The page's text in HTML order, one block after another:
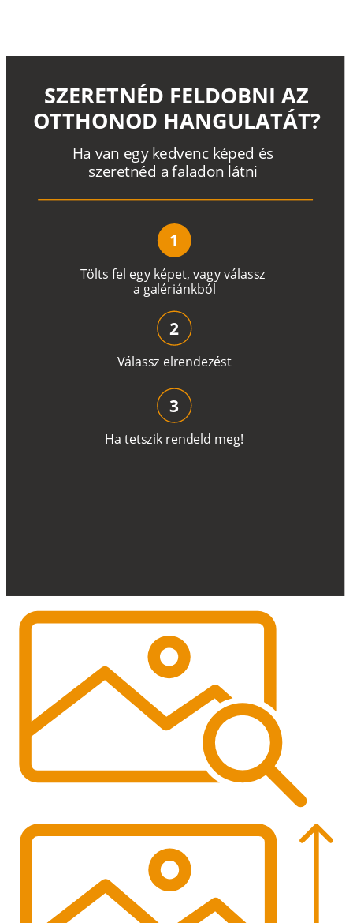
Tölts fel egy képet, vagyválassz
a galériánkból
Ha van egy kedvenc képed és
szeretnéd a faladon látni
SZERETNÉD FELDOBNI AZ
OTTHONOD HANGULATÁT?
1
Válassz elrendezést
2
Ha tetszik rendeld meg!
3